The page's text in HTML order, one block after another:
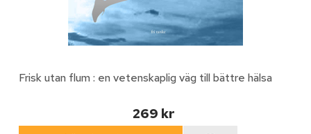
Frisk utan flum : en vetenskaplig väg till bättre hälsa
269 kr